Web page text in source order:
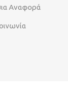
Αναφορά